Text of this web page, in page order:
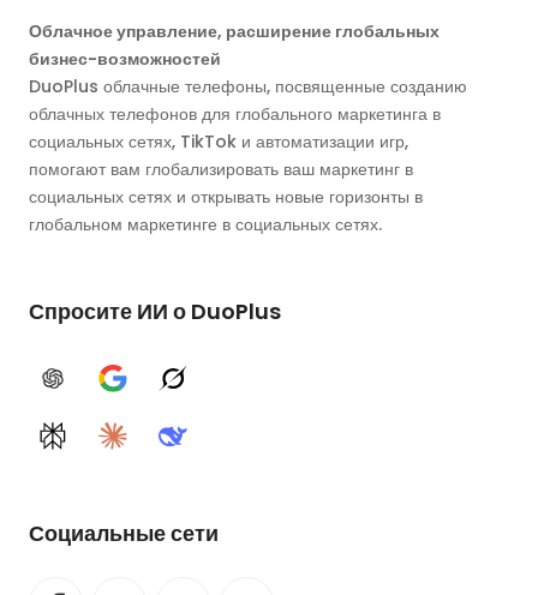
Облачное управление, расширение глобальных
бизнес-возможностей
DuoPlus облачные телефоны, посвященные созданию
облачных телефонов для глобального маркетинга в
социальных сетях, TikTok и автоматизации игр,
помогают вам глобализировать ваш маркетинг в
социальных сетях и открывать новые горизонты в
глобальном маркетинге в социальных сетях.
Спросите ИИ о DuoPlus
ChatGPTGoogle AIGrok
PerplexityClaudeDeepSeek
Социальные сети